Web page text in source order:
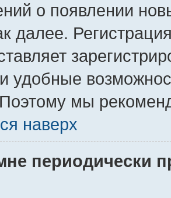
о появлении
далее.
удобные
мы
наверх
периодически